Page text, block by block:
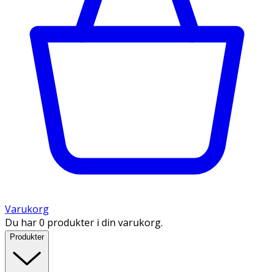
Varukorg
Du har 0 produkter i din varukorg.
Produkter